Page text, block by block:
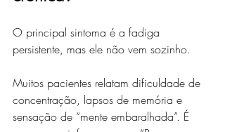
O principal sintoma é a fadiga
persistente, mas ele não vem sozinho.
Muitos pacientes relatam dificuldade de
concentração, lapsos de memória e
sensação de “mente embaralhada”. É